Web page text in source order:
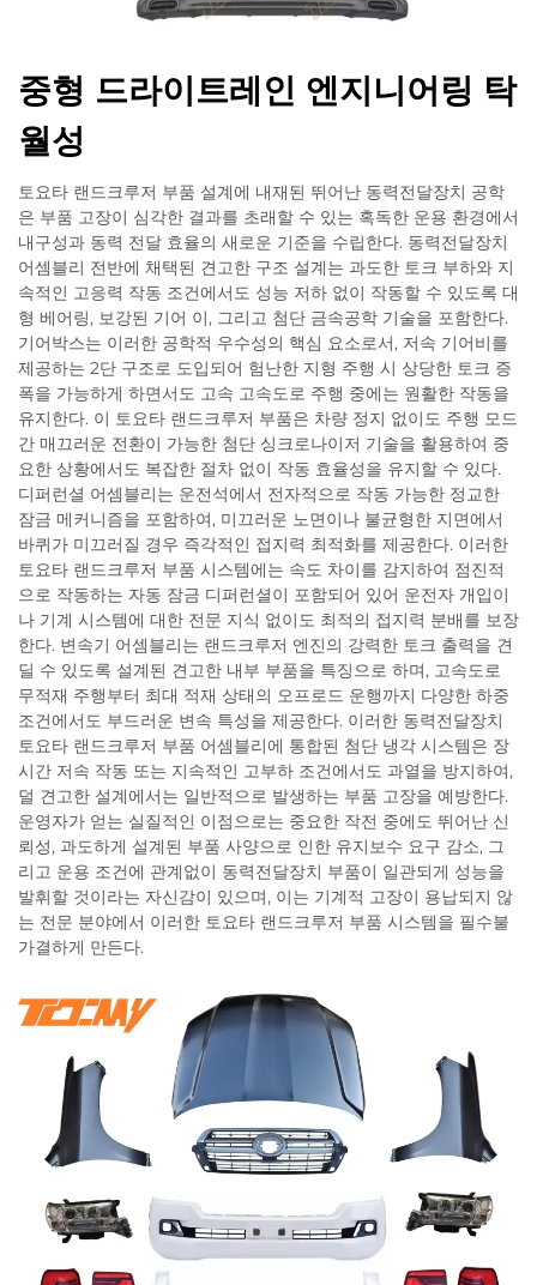
중형 드라이트레인 엔지니어링 탁
월성
토요타 랜드크루저 부품 설계에 내재된 뛰어난 동력전달장치 공학
은 부품 고장이 심각한 결과를 초래할 수 있는 혹독한 운용 환경에서
내구성과 동력 전달 효율의 새로운 기준을 수립한다. 동력전달장치
어셈블리 전반에 채택된 견고한 구조 설계는 과도한 토크 부하와 지
속적인 고응력 작동 조건에서도 성능 저하 없이 작동할 수 있도록 대
형 베어링, 보강된 기어 이, 그리고 첨단 금속공학 기술을 포함한다.
기어박스는 이러한 공학적 우수성의 핵심 요소로서, 저속 기어비를
제공하는 2단 구조로 도입되어 험난한 지형 주행 시 상당한 토크 증
폭을 가능하게 하면서도 고속 고속도로 주행 중에는 원활한 작동을
유지한다. 이 토요타 랜드크루저 부품은 차량 정지 없이도 주행 모드
간 매끄러운 전환이 가능한 첨단 싱크로나이저 기술을 활용하여 중
요한 상황에서도 복잡한 절차 없이 작동 효율성을 유지할 수 있다.
디퍼런셜 어셈블리는 운전석에서 전자적으로 작동 가능한 정교한
잠금 메커니즘을 포함하여, 미끄러운 노면이나 불균형한 지면에서
바퀴가 미끄러질 경우 즉각적인 접지력 최적화를 제공한다. 이러한
토요타 랜드크루저 부품 시스템에는 속도 차이를 감지하여 점진적
으로 작동하는 자동 잠금 디퍼런셜이 포함되어 있어 운전자 개입이
나 기계 시스템에 대한 전문 지식 없이도 최적의 접지력 분배를 보장
한다. 변속기 어셈블리는 랜드크루저 엔진의 강력한 토크 출력을 견
딜 수 있도록 설계된 견고한 내부 부품을 특징으로 하며, 고속도로
무적재 주행부터 최대 적재 상태의 오프로드 운행까지 다양한 하중
조건에서도 부드러운 변속 특성을 제공한다. 이러한 동력전달장치
토요타 랜드크루저 부품 어셈블리에 통합된 첨단 냉각 시스템은 장
시간 저속 작동 또는 지속적인 고부하 조건에서도 과열을 방지하여,
덜 견고한 설계에서는 일반적으로 발생하는 부품 고장을 예방한다.
운영자가 얻는 실질적인 이점으로는 중요한 작전 중에도 뛰어난 신
뢰성, 과도하게 설계된 부품 사양으로 인한 유지보수 요구 감소, 그
리고 운용 조건에 관계없이 동력전달장치 부품이 일관되게 성능을
발휘할 것이라는 자신감이 있으며, 이는 기계적 고장이 용납되지 않
는 전문 분야에서 이러한 토요타 랜드크루저 부품 시스템을 필수불
가결하게 만든다.